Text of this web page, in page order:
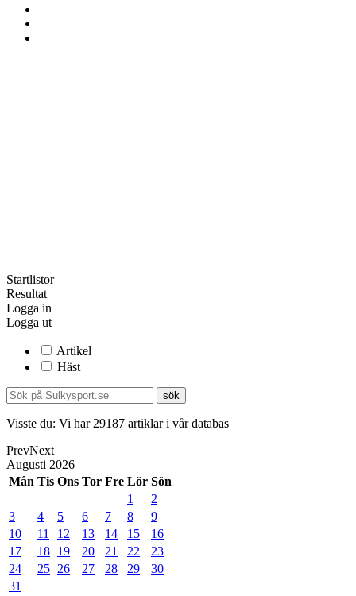
Startlistor
Resultat
Logga in
Logga ut
Artikel
Häst
Visste du: Vi har 29187 artiklar i vår databas
PrevNext
Augusti 2026
Mån Tis Ons Tor Fre Lör Sön
1
2
3
4 5 6 7 8
9
10
11 12 13 14 15
16
17
18 19 20 21 22
23
24
25 26 27 28 29
30
31